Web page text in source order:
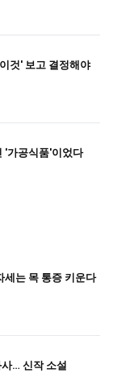
것' 보고 결정해야
'가공식품'이었다
세는 목 통증 키운다
… 신작 소설